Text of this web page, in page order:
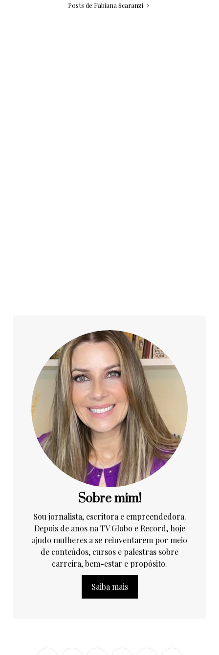
Posts de Fabiana Scaranzi
Sobre mim!
Sou jornalista, escritora e empreendedora.
Depois de anos na TV Globo e Record, hoje
ajudo mulheres a se reinventarem por meio
de conteúdos, cursos e palestras sobre
carreira, bem-estar e propósito.
Saiba mais